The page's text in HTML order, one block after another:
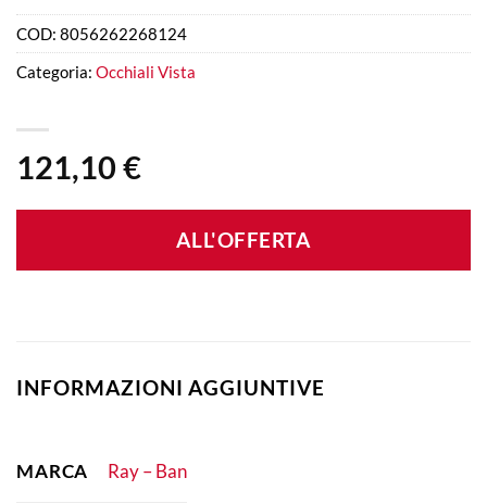
121,10 €
ALL'OFFERTA
COD: 8056262268124
Categoria: Occhiali Vista
INFORMAZIONI AGGIUNTIVE
MARCA Ray – Ban